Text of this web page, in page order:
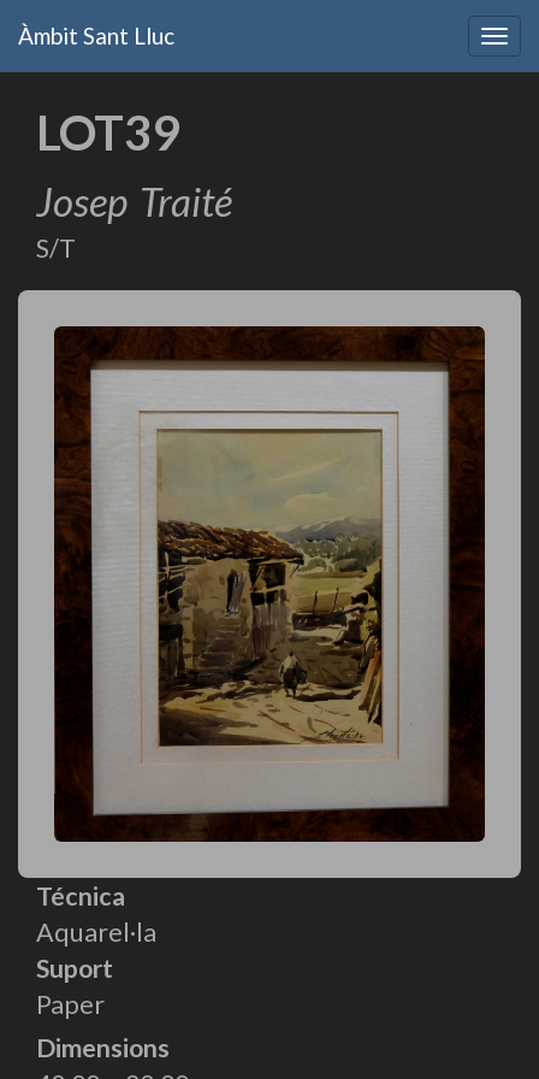
Àmbit Sant Lluc
LOT39
Josep Traité
S/T
Técnica
Aquarel·la
Suport
Paper
Dimensions